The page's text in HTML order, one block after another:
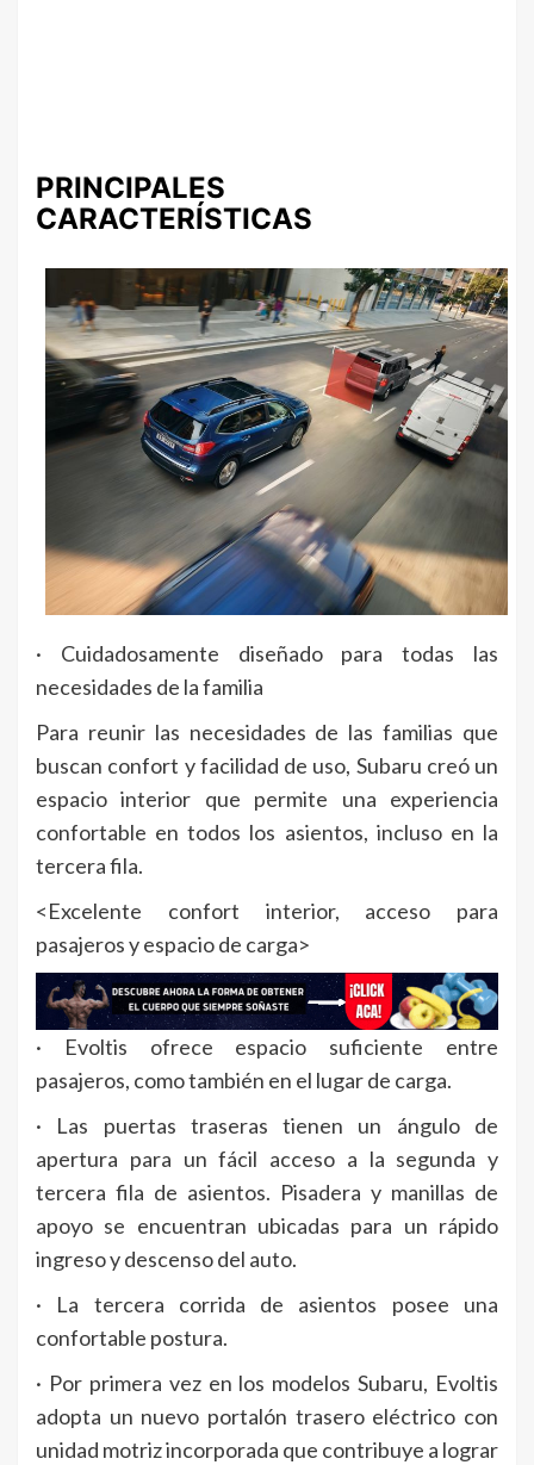
PRINCIPALES
CARACTERÍSTICAS
· Cuidadosamente diseñado para todas las
necesidades de la familia
Para reunir las necesidades de las familias que
buscan confort y facilidad de uso, Subaru creó un
espacio interior que permite una experiencia
confortable en todos los asientos, incluso en la
tercera fila.
<Excelente confort interior, acceso para
pasajeros y espacio de carga>
· Evoltis ofrece espacio suficiente entre
pasajeros, como también en el lugar de carga.
· Las puertas traseras tienen un ángulo de
apertura para un fácil acceso a la segunda y
tercera fila de asientos. Pisadera y manillas de
apoyo se encuentran ubicadas para un rápido
ingreso y descenso del auto.
· La tercera corrida de asientos posee una
confortable postura.
· Por primera vez en los modelos Subaru, Evoltis
adopta un nuevo portalón trasero eléctrico con
unidad motriz incorporada que contribuye a lograr